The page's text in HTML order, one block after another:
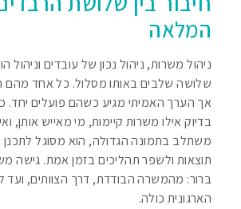
המלאה
ניהול משרות, ניהול נכון של עובדים וניהול
שלושה שלבים באותו מסלול. כל אחד מהם
אך הערך האמיתי מגיע כשהם פועלים יחד.
בדיוק אילו משרות קיימות, מי מאייש אותן,
משתלב בתמונה הגדולה, הוא מסוגל לתכנן
תוצאות ולשפר תהליכים בזמן אמת. גישה
ברור: מהמשרה הבודדת, דרך הצוותים, ועד
הארגונית כולה.